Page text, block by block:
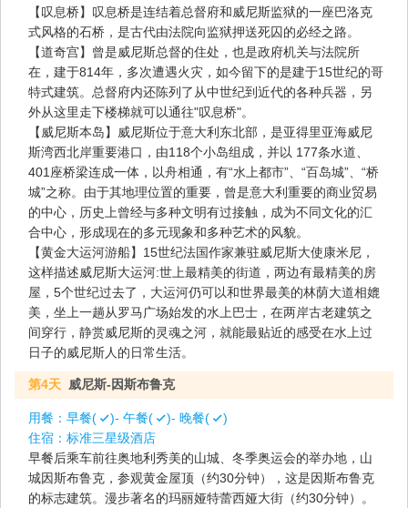
【叹息桥】叹息桥是连结着总督府和威尼斯监狱的一座巴洛克
式风格的石桥，是古代由法院向监狱押送死囚的必经之路。
【道奇宫】曾是威尼斯总督的住处，也是政府机关与法院所
在，建于814年，多次遭遇火灾，如今留下的是建于15世纪的哥
特式建筑。总督府内还陈列了从中世纪到近代的各种兵器，另
外从这里走下楼梯就可以通往"叹息桥"。
【威尼斯本岛】威尼斯位于意大利东北部，是亚得里亚海威尼
斯湾西北岸重要港口，由118个小岛组成，并以 177条水道、
401座桥梁连成一体，以舟相通，有“水上都市”、“百岛城”、“桥
城”之称。由于其地理位置的重要，曾是意大利重要的商业贸易
的中心，历史上曾经与多种文明有过接触，成为不同文化的汇
合中心，形成现在的多元现象和多种艺术的风貌。
【黄金大运河游船】15世纪法国作家兼驻威尼斯大使康米尼，
这样描述威尼斯大运河:世上最精美的街道，两边有最精美的房
屋，5个世纪过去了，大运河仍可以和世界最美的林荫大道相媲
美，坐上一趟从罗马广场始发的水上巴士，在两岸古老建筑之
间穿行，静赏威尼斯的灵魂之河，就能最贴近的感受在水上过
日子的威尼斯人的日常生活。
第4天 威尼斯-因斯布鲁克
用餐： 早餐( )- 午餐( )- 晚餐(
)
住宿： 标准三星级酒店
早餐后乘车前往奥地利秀美的山城、冬季奥运会的举办地，山
城因斯布鲁克，参观黄金屋顶（约30分钟），这是因斯布鲁克
的标志建筑。漫步著名的玛丽娅特蕾西娅大街（约30分钟）。